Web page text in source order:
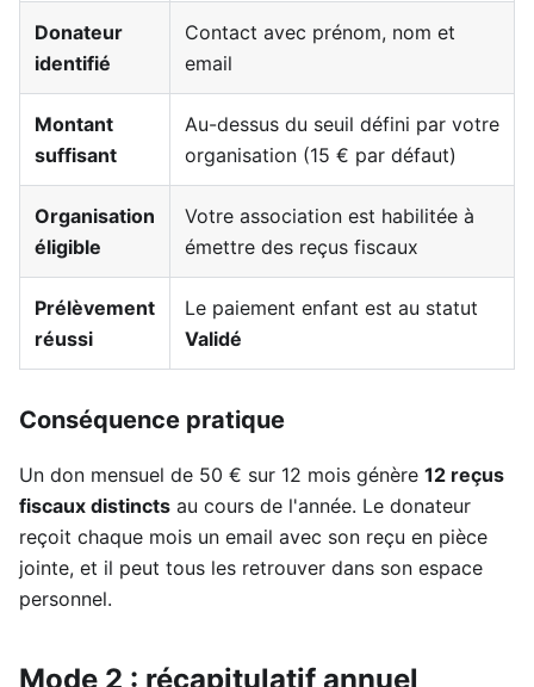
Donateur
identifié
Contact avec prénom, nom et
email
Montant
suffisant
Au-dessus du seuil défini par votre
organisation (15 € par défaut)
Organisation
éligible
Votre association est habilitée à
émettre des reçus fiscaux
Prélèvement
réussi
Le paiement enfant est au statut
Validé
Conséquence pratique
Un don mensuel de 50 € sur 12 mois génère 12 reçus
fiscaux distincts au cours de l'année. Le donateur
reçoit chaque mois un email avec son reçu en pièce
jointe, et il peut tous les retrouver dans son espace
personnel.
Mode 2 : récapitulatif annuel